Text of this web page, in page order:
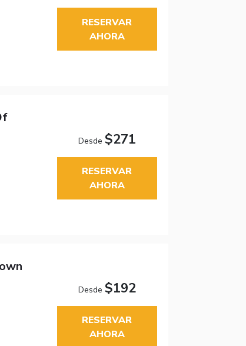
RESERVAR
AHORA
Desde $271
RESERVAR
AHORA
Desde $192
RESERVAR
AHORA